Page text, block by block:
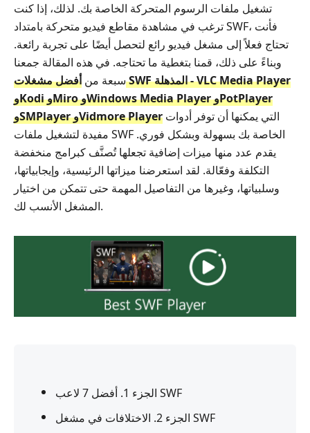
تشغيل ملفات الرسوم المتحركة الخاصة بك. لذلك، إذا كنت
ترغب في مشاهدة مقاطع فيديو متحركة بامتداد ‎SWF‎، فأنت
تحتاج فعلاً إلى مشغل فيديو رائع لتحصل أيضًا على تجربة رائعة.
وبناءً على ذلك، قمنا بتغطية ما تحتاجه. في هذه المقالة جمعنا
سبعة منأفضل مشغلات ‎SWF‎ المذهلة - VLC Media Player
وKodi وMiro وWindows Media Player وPotPlayer
وSMPlayer وVidmore Player
مفيدة لتشغيل ملفات ‎SWF‎ الخاصة بك بسهولة وبشكل فوري.
يقدم عدد منها ميزات إضافية تجعلها تُصنَّف كبرامج منخفضة
التكلفة وفعّالة. لقد استعرضنا ميزاتها الرئيسية، وإيجابياتها،
وسلبياتها، وغيرها من التفاصيل المهمة حتى تتمكن من اختيار
المشغل الأنسب لك.
الجزء 1. أفضل 7 لاعب SWF
الجزء 2. الاختلافات في مشغل SWF